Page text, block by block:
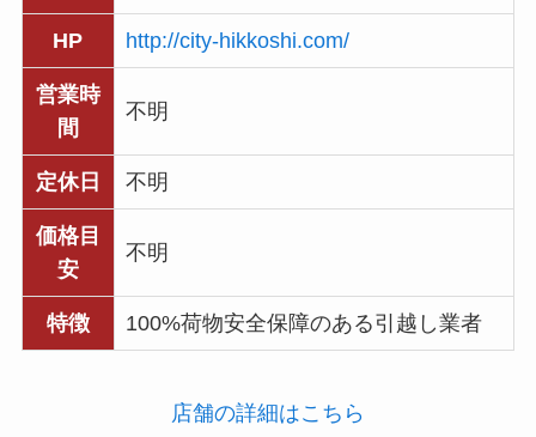
HP http://city-hikkoshi.com/
営業時
間
不明
定休日 不明
価格目
安
不明
特徴 100%荷物安全保障のある引越し業者
店舗の詳細はこちら